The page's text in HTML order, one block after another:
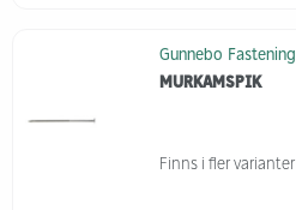
Gunnebo Fastening
MURKAMSPIK
Finns i fler varianter